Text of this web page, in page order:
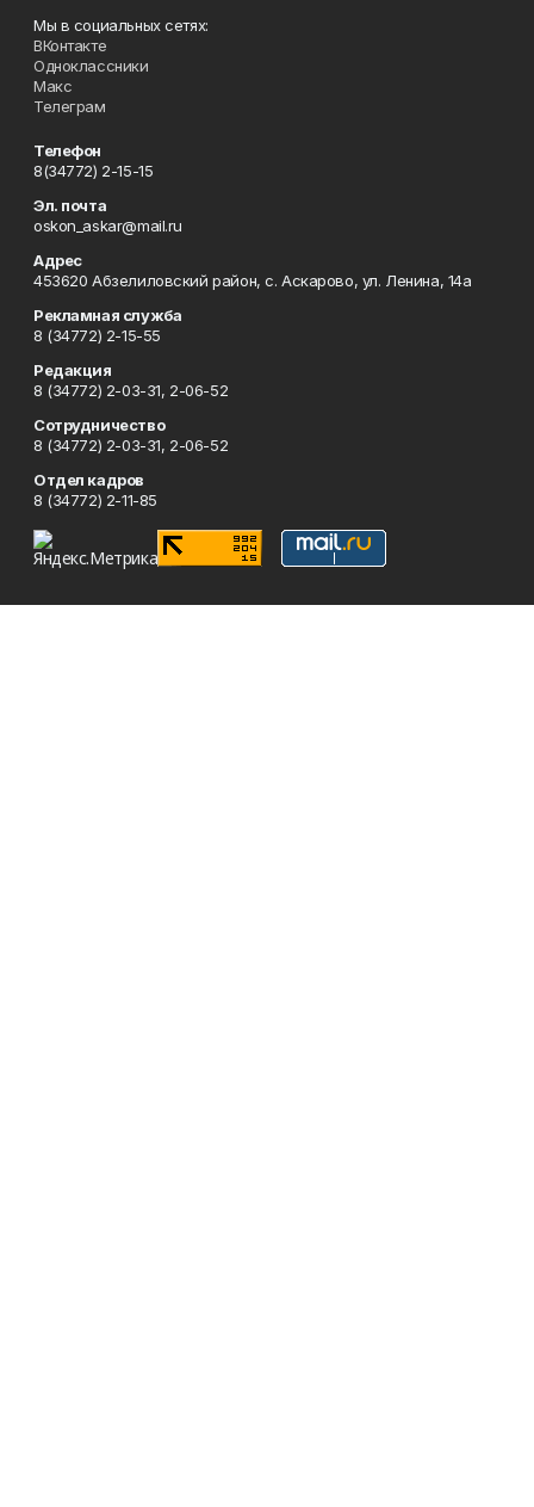
Мы в социальных сетях:
ВКонтакте
Одноклассники
Макс
Телеграм
Телефон
8(34772) 2-15-15
Эл. почта
oskon_askar@mail.ru
Адрес
453620 Абзелиловский район, с. Аскарово, ул. Ленина, 14а
Рекламная служба
8 (34772) 2-15-55
Редакция
8 (34772) 2-03-31, 2-06-52
Сотрудничество
8 (34772) 2-03-31, 2-06-52
Отдел кадров
8 (34772) 2-11-85